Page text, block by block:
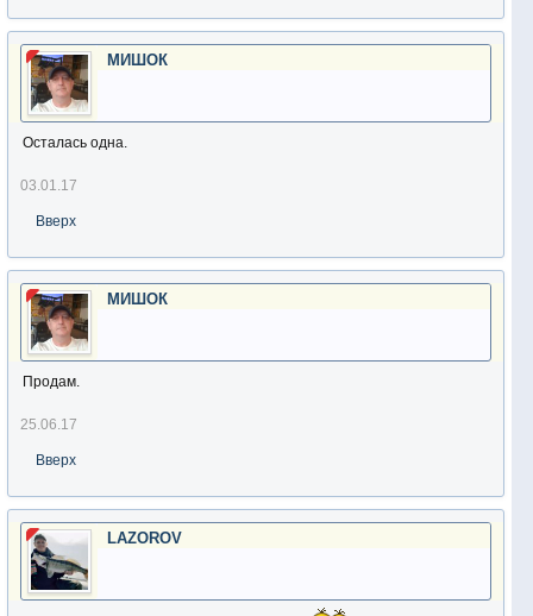
МИШОК
Осталась одна.
03.01.17
Вверх
МИШОК
Продам.
25.06.17
Вверх
LAZOROV